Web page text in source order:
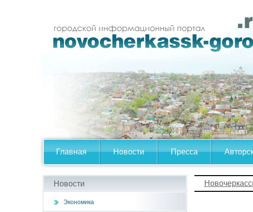
Главная Новости Пресса
Новости
Экономика